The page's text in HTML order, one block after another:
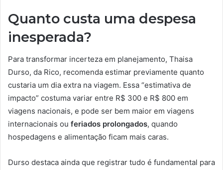
Quanto custa uma despesa
inesperada?
Para transformar incerteza em planejamento, Thaisa
Durso, da Rico, recomenda estimar previamente quanto
custaria um dia extra na viagem. Essa “estimativa de
impacto” costuma variar entre R$ 300 e R$ 800 em
viagens nacionais, e pode ser bem maior em viagens
internacionais ou feriados prolongados, quando
hospedagens e alimentação ficam mais caras.
Durso destaca ainda que registrar tudo é fundamental para